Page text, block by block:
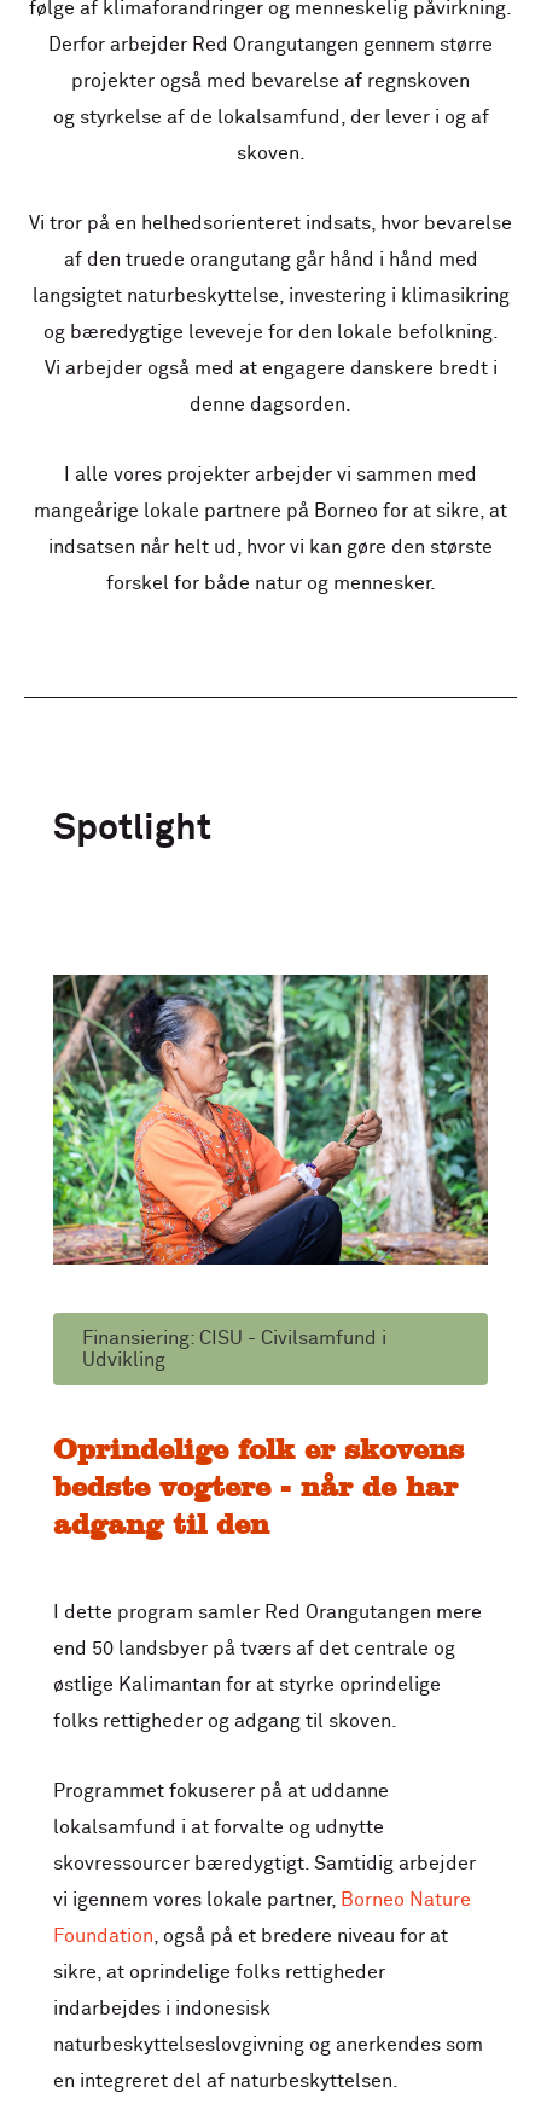
følge af klimaforandringer og menneskelig påvirkning.
Derfor arbejder Red Orangutangen gennem større
projekter også med bevarelse af regnskoven
og styrkelse af de lokalsamfund, der lever i og af
skoven.
Vi tror på en helhedsorienteret indsats, hvor bevarelse
af den truede orangutang går hånd i hånd med
langsigtet naturbeskyttelse, investering i klimasikring
og bæredygtige leveveje for den lokale befolkning.
Vi arbejder også med at engagere danskere bredt i
denne dagsorden.
I alle vores projekter arbejder vi sammen med
mangeårige lokale partnere på Borneo for at sikre, at
indsatsen når helt ud, hvor vi kan gøre den største
forskel for både natur og mennesker.
Spotlight
Finansiering: CISU - Civilsamfund i
Udvikling
Oprindelige folk er skovens
bedste vogtere - når de har
adgang til den
I dette program samler Red Orangutangen mere
end 50 landsbyer på tværs af det centrale og
østlige Kalimantan for at styrke oprindelige
folks rettigheder og adgang til skoven.
Programmet fokuserer på at uddanne
lokalsamfund i at forvalte og udnytte
skovressourcer bæredygtigt. Samtidig arbejder
vi igennem vores lokale partner, Borneo Nature
Foundation , også på et bredere niveau for at
sikre, at oprindelige folks rettigheder
indarbejdes i indonesisk
naturbeskyttelseslovgivning og anerkendes som
en integreret del af naturbeskyttelsen.